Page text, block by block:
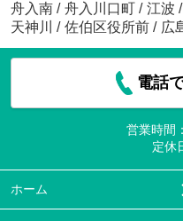
舟入南 / 舟入川口町 / 江波 /
天神川
/ 佐伯区役所前 / 広
電話
営業時間：
定休
ホーム